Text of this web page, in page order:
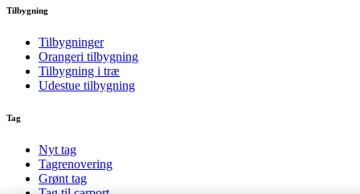
Tilbygning
Tilbygninger
Orangeri tilbygning
Tilbygning i træ
Udestue tilbygning
Tag
Nyt tag
Tagrenovering
Grønt tag